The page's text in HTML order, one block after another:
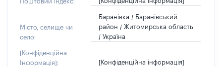
Місто, селище чи
село:
Баранівка / Баранівський
район / Житомирська область
/ Україна
[Конфіденційна
Інформація]:
[Конфіденційна інформація]